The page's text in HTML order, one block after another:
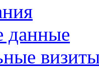
данные